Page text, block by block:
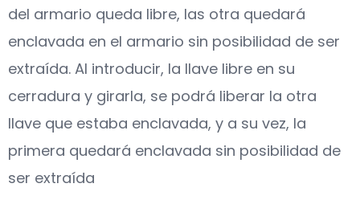
del armario queda libre, las otra quedará
enclavada en el armario sin posibilidad de ser
extraída. Al introducir, la llave libre en su
cerradura y girarla, se podrá liberar la otra
llave que estaba enclavada, y a su vez, la
primera quedará enclavada sin posibilidad de
ser extraída